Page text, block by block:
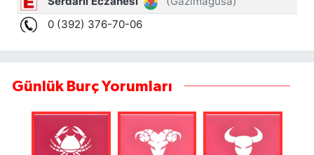
Günlük Burç Yorumları